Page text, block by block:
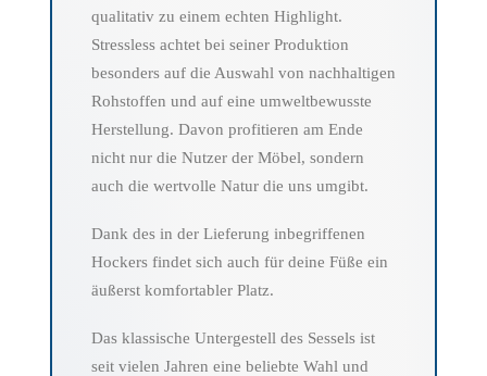
qualitativ zu einem echten Highlight.
Stressless achtet bei seiner Produktion
besonders auf die Auswahl von nachhaltigen
Rohstoffen und auf eine umweltbewusste
Herstellung. Davon profitieren am Ende
nicht nur die Nutzer der Möbel, sondern
auch die wertvolle Natur die uns umgibt.
Dank des in der Lieferung inbegriffenen
Hockers findet sich auch für deine Füße ein
äußerst komfortabler Platz.
Das klassische Untergestell des Sessels ist
seit vielen Jahren eine beliebte Wahl und